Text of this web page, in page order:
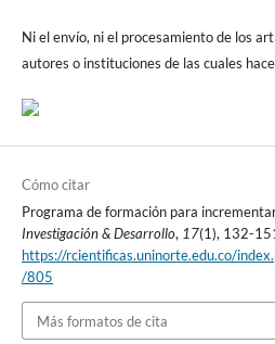
Ni el envío, ni el procesamiento de los
autores o instituciones de las cuales
Cómo citar
Programa de formación para
Investigación & Desarrollo, 17(1), 132-
https://rcientificas.uninorte.edu.co/
/805
Más formatos de cita